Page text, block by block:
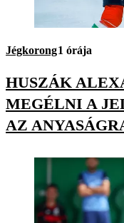
Jégkorong1 órája
HUSZÁK
MEGÉLNI A
AZ